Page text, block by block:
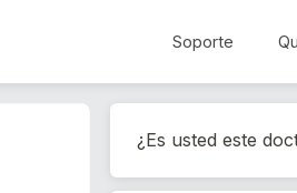
Soporte
¿Es usted este